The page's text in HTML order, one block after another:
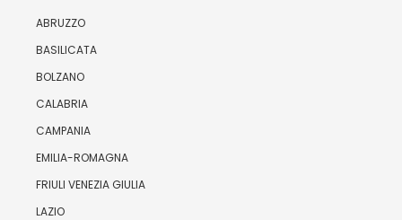
ABRUZZO
BASILICATA
BOLZANO
CALABRIA
CAMPANIA
EMILIA-ROMAGNA
FRIULI VENEZIA GIULIA
LAZIO